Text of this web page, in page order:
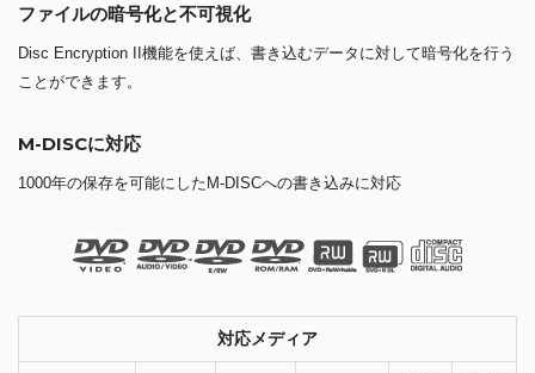
ファイルの暗号化と不可視化
Disc Encryption II機能を使えば、書き込むデータに対して暗号化を行う
ことができます。
M-DISCに対応
1000年の保存を可能にしたM-DISCへの書き込みに対応
対応メディア